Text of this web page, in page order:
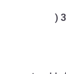
برای خرید از آلبوم کاغذدیواری کربن 3 (